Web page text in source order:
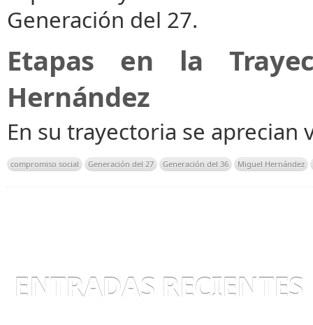
Generación del 27.
Etapas en la
Hernández
En su trayectoria se
compromiso social Generación del 27 Generación del 36 Miguel Hernández
ENTRADAS RECIENTES